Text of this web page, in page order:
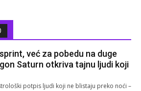
već za pobedu na duge
Saturn otkriva tajnu ljudi koji
potpis ljudi koji ne blistaju preko noći –